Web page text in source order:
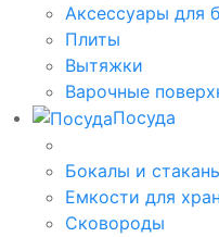
Аксессуары для
Плиты
Вытяжки
Варочные
Посуда
Бокалы и
Емкости для
Сковороды